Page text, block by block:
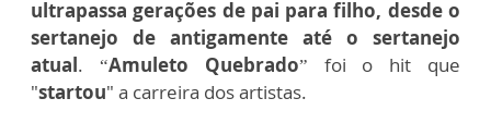
ultrapassa gerações de pai para filho, desde o
sertanejo de antigamente até o sertanejo
atual. “Amuleto Quebrado” foi o hit que
"startou" a carreira dos artistas.